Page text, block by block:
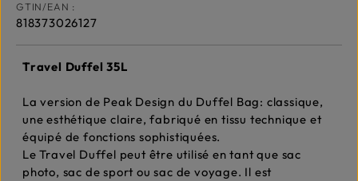
GTIN/EAN :
818373026127
Travel Duffel 35L
La version de Peak Design du Duffel Bag: classique,
une esthétique claire, fabriqué en tissu technique et
équipé de fonctions sophistiquées.
Le Travel Duffel peut être utilisé en tant que sac
photo, sac de sport ou sac de voyage. Il est